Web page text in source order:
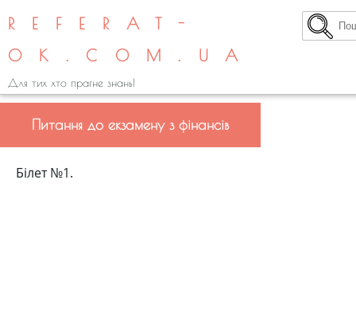
REFERAT-
OK.COM.UA
Для тих хто прагне знань!
Питання до екзамену з фінансів
Білет №1.